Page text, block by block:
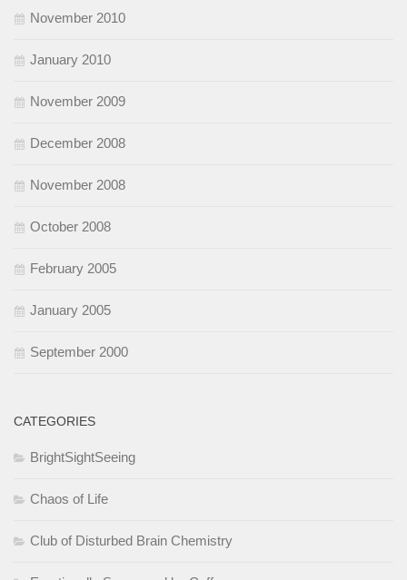
November 2010
January 2010
November 2009
December 2008
November 2008
October 2008
February 2005
January 2005
September 2000
CATEGORIES
BrightSightSeeing
Chaos of Life
Club of Disturbed Brain Chemistry